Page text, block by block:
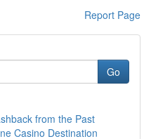
Report Page
Go
from the Past
Casino Destination